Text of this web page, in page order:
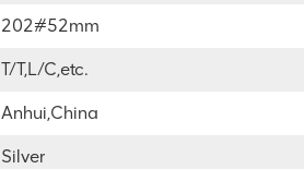
202#52mm
T/T,L/C,etc.
Anhui,China
Silver